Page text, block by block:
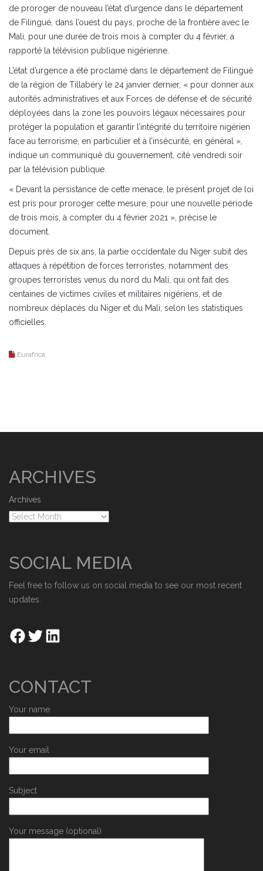
de proroger de nouveau l’état d’urgence dans le département
de Filingué, dans l’ouest du pays, proche de la frontière avec le
Mali, pour une durée de trois mois à compter du 4 février, a
rapporté la télévision publique nigérienne.
L’état d’urgence a été proclamé dans le département de Filingué
de la région de Tillabéry le 24 janvier dernier, « pour donner aux
autorités administratives et aux Forces de défense et de sécurité
déployées dans la zone les pouvoirs légaux nécessaires pour
protéger la population et garantir l’intégrité du territoire nigérien
face au terrorisme, en particulier et à l’insécurité, en général »,
indique un communiqué du gouvernement, cité vendredi soir
par la télévision publique.
« Devant la persistance de cette menace, le présent projet de loi
est pris pour proroger cette mesure, pour une nouvelle période
de trois mois, à compter du 4 février 2021 », précise le
document.
Depuis près de six ans, la partie occidentale du Niger subit des
attaques à répétition de forces terroristes, notamment des
groupes terroristes venus du nord du Mali, qui ont fait des
centaines de victimes civiles et militaires nigériens, et de
nombreux déplacés du Niger et du Mali, selon les statistiques
officielles.
Eurafrica
ARCHIVES
Archives
SOCIAL MEDIA
Feel free to follow us on social media to see our most recent
updates.
CONTACT
Your name
Your email
Subject
Your message (optional)